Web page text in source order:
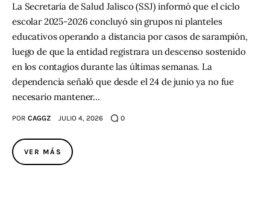
La Secretaría de Salud Jalisco (SSJ) informó que el ciclo
escolar 2025-2026 concluyó sin grupos ni planteles
educativos operando a distancia por casos de sarampión,
luego de que la entidad registrara un descenso sostenido
en los contagios durante las últimas semanas. La
dependencia señaló que desde el 24 de junio ya no fue
necesario mantener…
POR CAGGZ JULIO 4, 2026 0
VER MÁS